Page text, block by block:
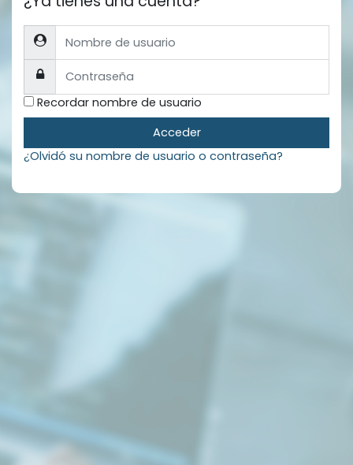
Nombre de usuario
Contraseña
Recordar nombre de usuario
Acceder
¿Olvidó su nombre de usuario o contraseña?